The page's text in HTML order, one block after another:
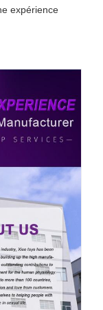
expérience